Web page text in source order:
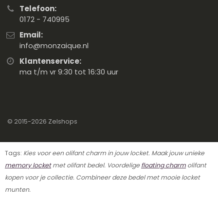
Telefoon:
0172 - 740995
Email:
info@monzaique.nl
Klantenservice:
ma t/m vr 9:30 tot 16:30 uur
© 2015-2026 Zelshops
Tags: Kies voor een olifant charm in jouw locket. Maak jouw unieke
memory locketmet olifant bedel. Voordeligefloating charm olifant
kopen voor je collectie. Combineer deze bedel met mooie locket
munten.